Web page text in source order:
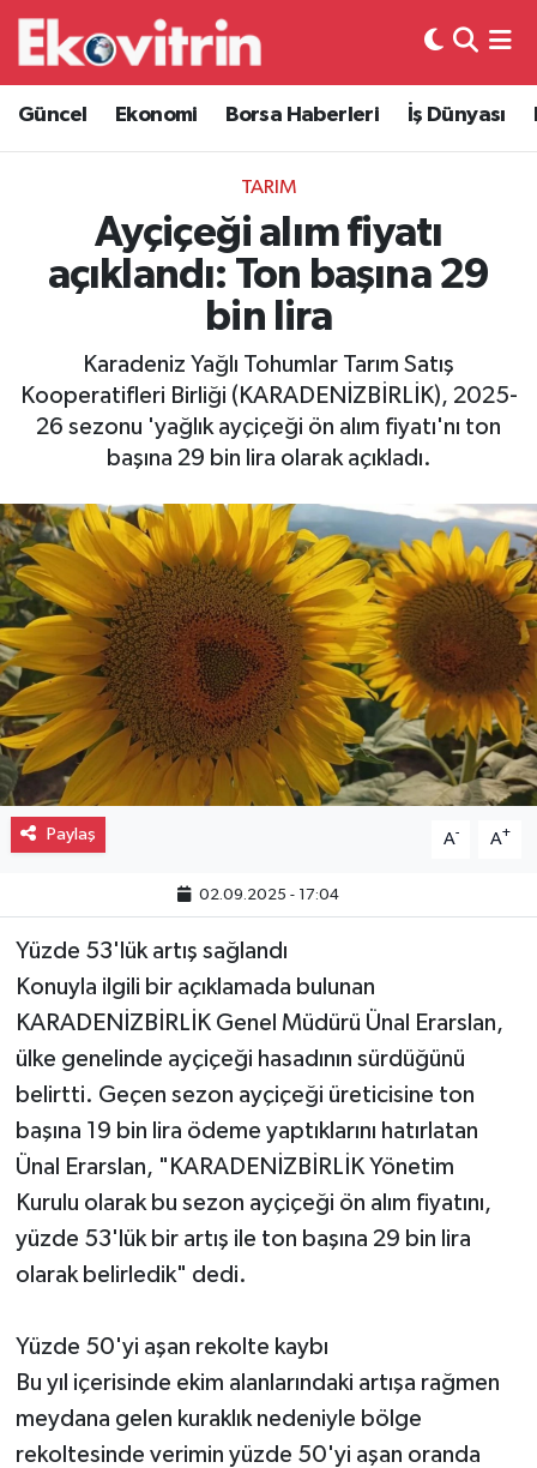
Güncel Ekonomi Borsa Haberleri İş Dünyası
TARIM
Ayçiçeği alım fiyatı
açıklandı: Ton başına 29
bin lira
Karadeniz Yağlı Tohumlar Tarım Satış
Kooperatifleri Birliği (KARADENİZBİRLİK), 2025-
26 sezonu 'yağlık ayçiçeği ön alım fiyatı'nı ton
başına 29 bin lira olarak açıkladı.
Paylaş A- A+
02.09.2025 - 17:04
Yüzde 53'lük artış sağlandı
Konuyla ilgili bir açıklamada bulunan
KARADENİZBİRLİK Genel Müdürü Ünal Erarslan,
ülke genelinde ayçiçeği hasadının sürdüğünü
belirtti. Geçen sezon ayçiçeği üreticisine ton
başına 19 bin lira ödeme yaptıklarını hatırlatan
Ünal Erarslan, "KARADENİZBİRLİK Yönetim
Kurulu olarak bu sezon ayçiçeği ön alım fiyatını,
yüzde 53'lük bir artış ile ton başına 29 bin lira
olarak belirledik" dedi.
Yüzde 50'yi aşan rekolte kaybı
Bu yıl içerisinde ekim alanlarındaki artışa rağmen
meydana gelen kuraklık nedeniyle bölge
rekoltesinde verimin yüzde 50'yi aşan oranda
Güncel
Ekonomi
Borsa Haberleri
İş Dünyası
Otovitrin
Asayiş
Magazin
Gayrimenkul
Spor
Eğitim
Hava Durumu
Trafik Durumu
Süper Lig Puan Durumu ve Fikstür
Tüm Manşetler
Son Dakika Haberleri
Haber Arşivi